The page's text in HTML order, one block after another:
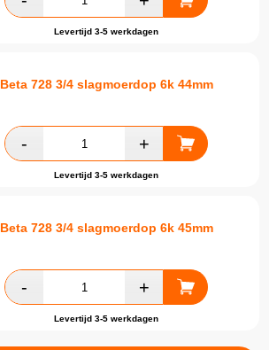
Levertijd 3-5 werkdagen
Beta 728 3/4 slagmoerdop 6k 44mm
Levertijd 3-5 werkdagen
Beta 728 3/4 slagmoerdop 6k 45mm
Levertijd 3-5 werkdagen